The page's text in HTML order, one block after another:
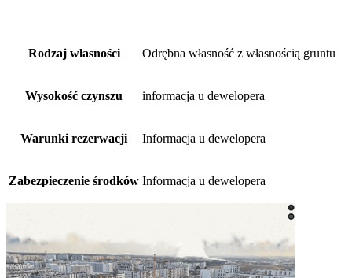
Rodzaj własności Odrębna własność z własnością gruntu
Wysokość czynszu informacja u dewelopera
Warunki rezerwacji Informacja u dewelopera
Zabezpieczenie środków Informacja u dewelopera